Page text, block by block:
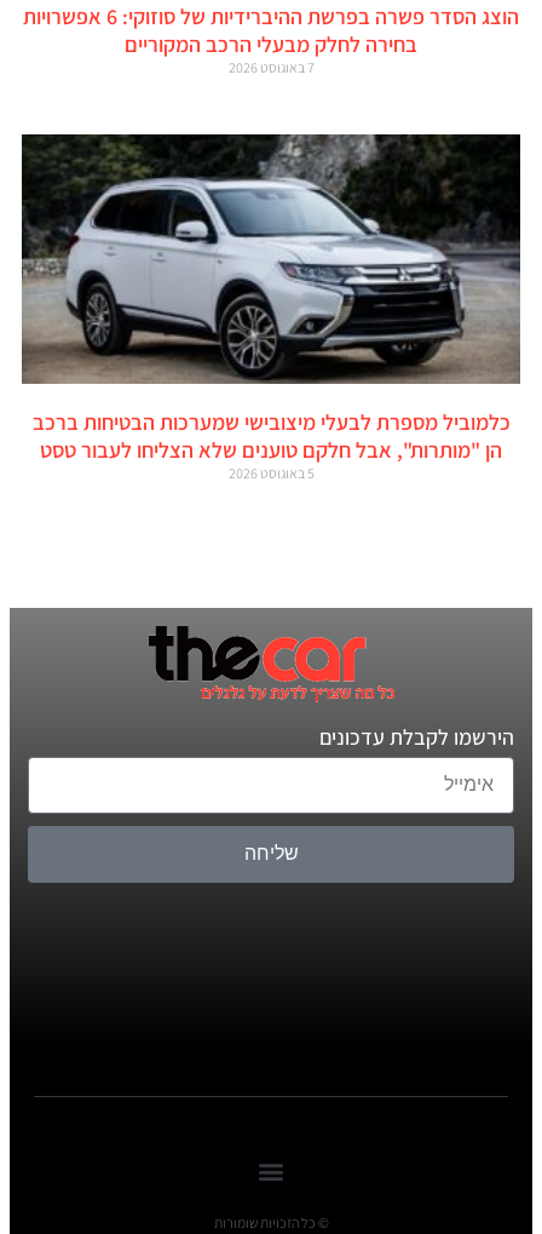
הוצג הסדר פשרה בפרשת ההיברידיות של סוזוקי: 6 אפשרויות
בחירה לחלק מבעלי הרכב המקוריים
7 באוגוסט 2026
כלמוביל מספרת לבעלי מיצובישי שמערכות הבטיחות ברכב
הן "מותרות", אבל חלקם טוענים שלא הצליחו לעבור טסט
5 באוגוסט 2026
הירשמו לקבלת עדכונים
שליחה
© כל הזכויות שומורות